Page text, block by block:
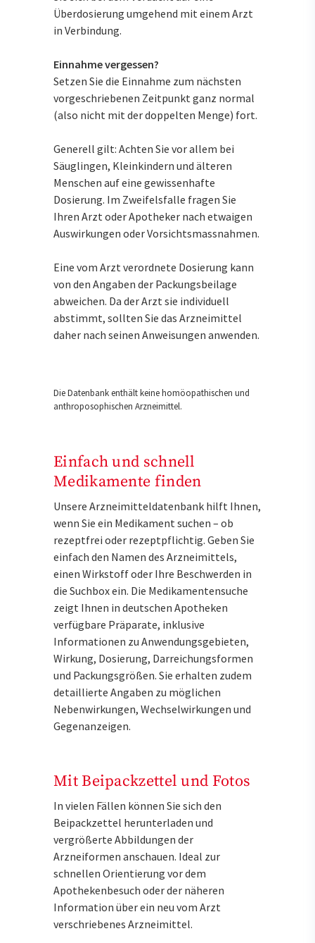
Überdosierung umgehend mit einem Arzt
in Verbindung.
Einnahme vergessen?
Setzen Sie die Einnahme zum nächsten
vorgeschriebenen Zeitpunkt ganz normal
(also nicht mit der doppelten Menge) fort.
Generell gilt: Achten Sie vor allem bei
Säuglingen, Kleinkindern und älteren
Menschen auf eine gewissenhafte
Dosierung. Im Zweifelsfalle fragen Sie
Ihren Arzt oder Apotheker nach etwaigen
Auswirkungen oder Vorsichtsmassnahmen.
Eine vom Arzt verordnete Dosierung kann
von den Angaben der Packungsbeilage
abweichen. Da der Arzt sie individuell
abstimmt, sollten Sie das Arzneimittel
daher nach seinen Anweisungen anwenden.
Die Datenbank enthält keine homöopathischen und
anthroposophischen Arzneimittel.
Einfach und schnell
Medikamente finden
Unsere Arzneimitteldatenbank hilft Ihnen,
wenn Sie ein Medikament suchen – ob
rezeptfrei oder rezeptpflichtig. Geben Sie
einfach den Namen des Arzneimittels,
einen Wirkstoff oder Ihre Beschwerden in
die Suchbox ein. Die Medikamentensuche
zeigt Ihnen in deutschen Apotheken
verfügbare Präparate, inklusive
Informationen zu Anwendungsgebieten,
Wirkung, Dosierung, Darreichungsformen
und Packungsgrößen. Sie erhalten zudem
detaillierte Angaben zu möglichen
Nebenwirkungen, Wechselwirkungen und
Gegenanzeigen.
Mit Beipackzettel und Fotos
In vielen Fällen können Sie sich den
Beipackzettel herunterladen und
vergrößerte Abbildungen der
Arzneiformen anschauen. Ideal zur
schnellen Orientierung vor dem
Apothekenbesuch oder der näheren
Information über ein neu vom Arzt
verschriebenes Arzneimittel.